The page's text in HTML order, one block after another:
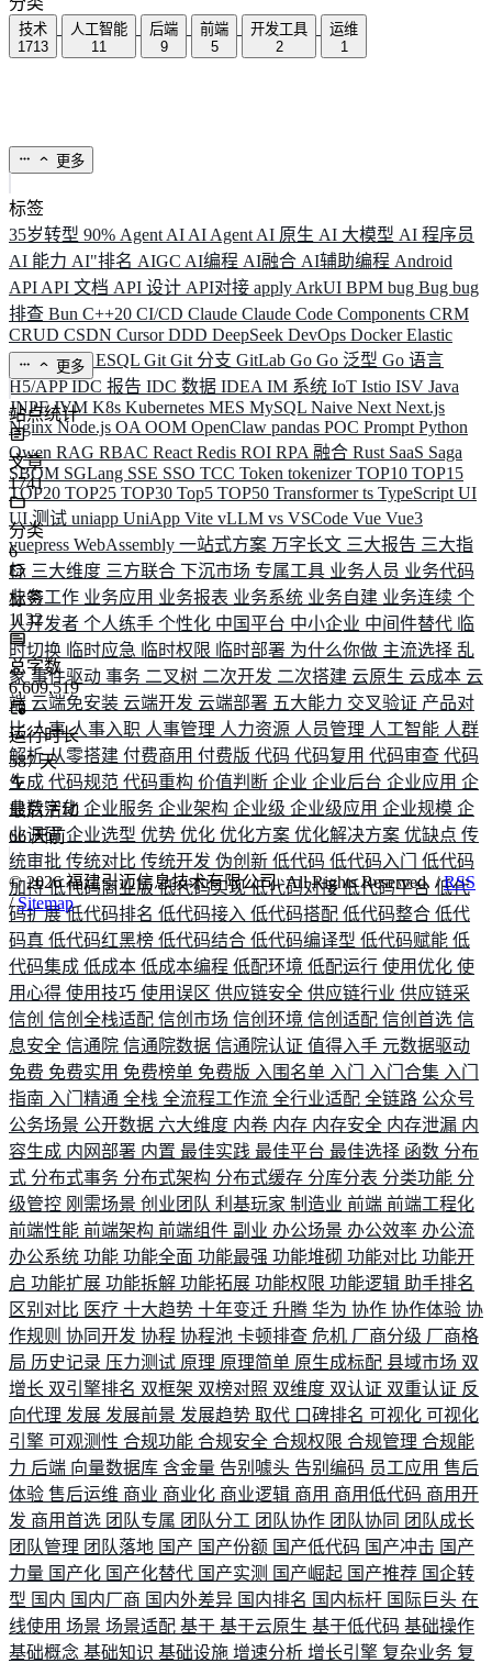
技术
1713
人工智能
11
后端
9
前端
5
开发工具
2
运维
1
更多
标签
35岁转型 90% Agent AI AI Agent AI 原生 AI 大模型 AI 程序员
AI 能力 AI"排名 AIGC AI编程 AI融合 AI辅助编程 Android
API API 文档 API 设计 API对接 apply ArkUI BPM bug Bug bug
排查 Bun C++20 CI/CD Claude Claude Code Components CRM
CRUD CSDN CursorDDD DeepSeek DevOps DockerElastic
ELK ElysiaESQL Git Git 分支 GitLab Go Go 泛型 Go 语言
H5/APPIDC 报告 IDC 数据 IDEA IM 系统 IoT Istio ISV Java
JNPFJVM K8s Kubernetes MES MySQL Naive Next Next.js
NginxNode.js OA OOM OpenClaw pandas POC Prompt Python
Qwen RAG RBAC React Redis ROI RPA 融合 Rust SaaS Saga
SBOM SGLang SSE SSO TCC Token tokenizerTOP10 TOP15
TOP20 TOP25 TOP30 Top5 TOP50 Transformerts TypeScript UI
UI 测试 uniapp UniApp Vite vLLM vs VSCode Vue Vue3
vuepress WebAssembly 一站式方案 万字长文 三大报告 三大指
标 三大维度 三方联合 下沉市场 专属工具 业务人员 业务代码
业务工作 业务应用 业务报表 业务系统 业务自建 业务连续 个
人开发者 个人练手 个性化 中国平台 中小企业 中间件替代 临
时切换 临时应急 临时权限 临时部署 为什么你做 主流选择 乱
象 事件驱动 事务 二叉树 二次开发 二次搭建 云原生 云成本 云
端 云端免安装 云端开发 云端部署 五大能力 交叉验证 产品对
比人事人事入职 人事管理 人力资源 人员管理 人工智能 人群
解析从零搭建 付费商用 付费版 代码 代码复用 代码审查 代码
生成 代码规范 代码重构 价值判断 企业 企业后台 企业应用 企
业数字化 企业服务 企业架构 企业级 企业级应用 企业规模 企
业调研企业选型 优势 优化 优化方案 优化解决方案 优缺点 传
统审批 传统对比 传统开发 伪创新 低代码 低代码入门 低代码
加持低代码商业版低代码实现低代码对接低代码平台 低代
码扩展低代码排名 低代码接入 低代码搭配 低代码整合 低代
码真 低代码红黑榜 低代码结合 低代码编译型 低代码赋能 低
代码集成 低成本 低成本编程 低配环境 低配运行 使用优化 使
用心得 使用技巧 使用误区 供应链安全 供应链行业 供应链采
信创 信创全栈适配 信创市场 信创环境 信创适配 信创首选 信
息安全 信通院 信通院数据 信通院认证 值得入手 元数据驱动
免费 免费实用 免费榜单 免费版 入围名单 入门 入门合集 入门
指南 入门精通 全栈 全流程工作流 全行业适配 全链路 公众号
公务场景 公开数据 六大维度 内卷 内存 内存安全 内存泄漏 内
容生成 内网部署 内置 最佳实践 最佳平台 最佳选择 函数 分布
式 分布式事务 分布式架构 分布式缓存 分库分表 分类功能 分
级管控 刚需场景 创业团队 利基玩家 制造业 前端 前端工程化
前端性能 前端架构 前端组件 副业 办公场景 办公效率 办公流
办公系统 功能 功能全面 功能最强 功能堆砌 功能对比 功能开
启 功能扩展 功能拆解 功能拓展 功能权限 功能逻辑 助手排名
区别对比 医疗 十大趋势 十年变迁 升腾 华为 协作 协作体验 协
作规则 协同开发 协程 协程池 卡顿排查 危机 厂商分级 厂商格
局 历史记录 压力测试 原理 原理简单 原生成标配 县域市场 双
增长 双引擎排名 双框架 双榜对照 双维度 双认证 双重认证 反
向代理 发展 发展前景 发展趋势 取代 口碑排名 可视化 可视化
引擎 可观测性 合规功能 合规安全 合规权限 合规管理 合规能
力 后端 向量数据库 含金量 告别噱头 告别编码 员工应用 售后
体验 售后运维 商业 商业化 商业逻辑 商用 商用低代码 商用开
发 商用首选 团队专属 团队分工 团队协作 团队协同 团队成长
团队管理 团队落地 国产 国产份额 国产低代码 国产冲击 国产
力量 国产化 国产化替代 国产实测 国产崛起 国产推荐 国企转
型 国内 国内厂商 国内外差异 国内排名 国内标杆 国际巨头 在
线使用 场景 场景适配 基于 基于云原生 基于低代码 基础操作
基础概念 基础知识 基础设施 增速分析 增长引擎 复杂业务 复
更多
站点统计
文章
1741
分类
6
标签
1132
总字数
6,609,519
运行时长
587 天
最后活动
66 天前
©2026福建引迈信息技术有限公司. All Rights Reserved. /RSS
/Sitemap